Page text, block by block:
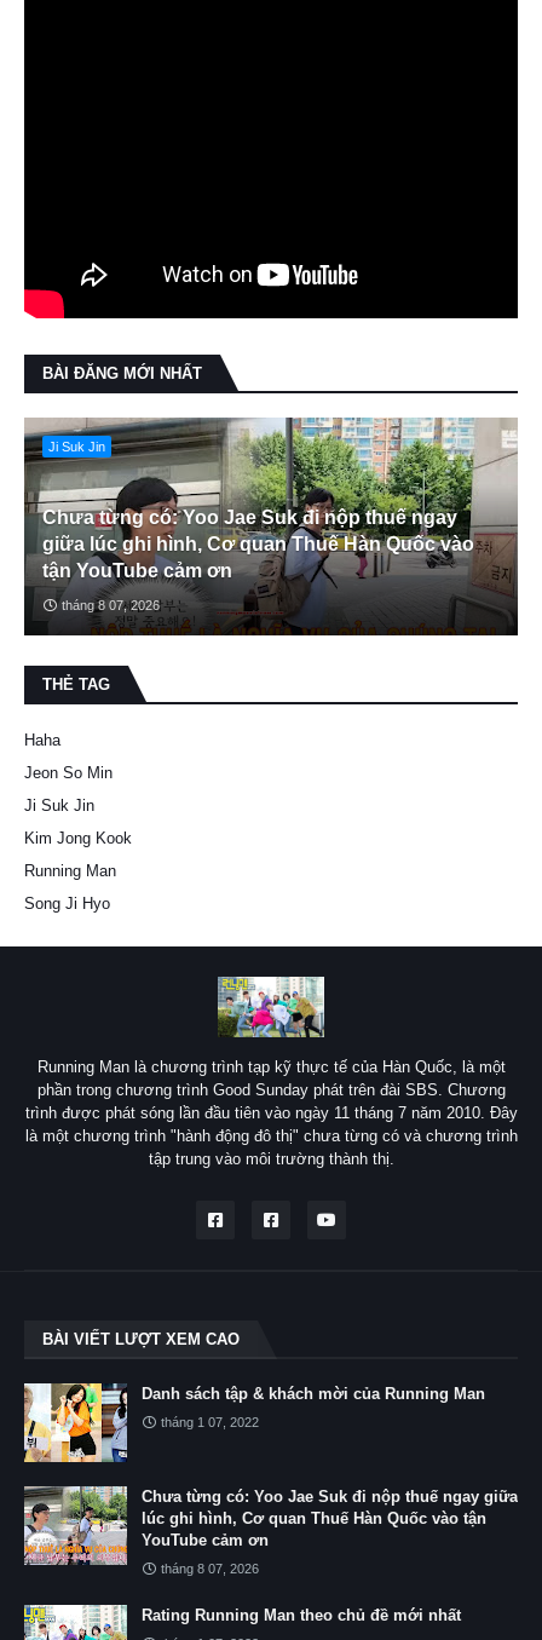
BÀI ĐĂNG MỚI NHẤT
Ji Suk Jin
Chưa từng có: Yoo Jae Suk đi nộp thuế ngay
giữa lúc ghi hình, Cơ quan Thuế Hàn Quốc vào
tận YouTube cảm ơn
tháng 8 07, 2026
THẺ TAG
Haha
Jeon So Min
Ji Suk Jin
Kim Jong Kook
Running Man
Song Ji Hyo
Running Man là chương trình tạp kỹ thực tế của Hàn Quốc, là một
phần trong chương trình Good Sunday phát trên đài SBS. Chương
trình được phát sóng lần đầu tiên vào ngày 11 tháng 7 năm 2010. Đây
là một chương trình "hành động đô thị" chưa từng có và chương trình
tập trung vào môi trường thành thị.
BÀI VIẾT LƯỢT XEM CAO
Danh sách tập & khách mời của Running Man
tháng 1 07, 2022
Chưa từng có: Yoo Jae Suk đi nộp thuế ngay giữa
lúc ghi hình, Cơ quan Thuế Hàn Quốc vào tận
YouTube cảm ơn
tháng 8 07, 2026
Rating Running Man theo chủ đề mới nhất